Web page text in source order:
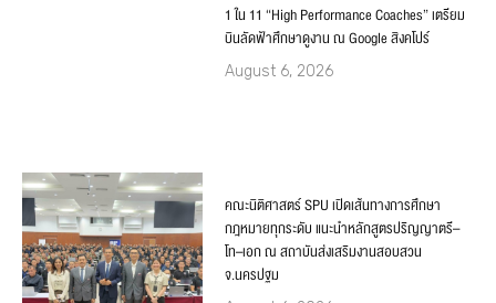
1 ใน 11 “High Performance Coaches” เตรียม
บินลัดฟ้าศึกษาดูงาน ณ Google สิงคโปร์
August 6, 2026
คณะนิติศาสตร์ SPU เปิดเส้นทางการศึกษา
กฎหมายทุกระดับ แนะนำหลักสูตรปริญญาตรี–
โท–เอก ณ สถาบันส่งเสริมงานสอบสวน
จ.นครปฐม